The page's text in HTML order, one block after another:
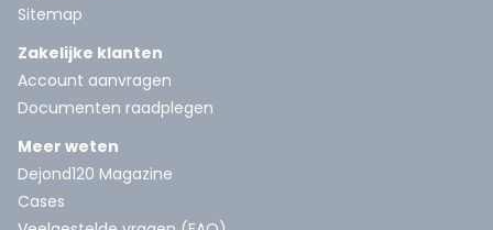
Sitemap
Zakelijke klanten
Account aanvragen
Documenten raadplegen
Meer weten
Dejond120 Magazine
Cases